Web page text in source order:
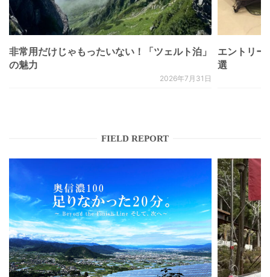
非常用だけじゃもったいない！「ツェルト泊」
の魅力
2026年7月31日
エントリー
選
FIELD REPORT